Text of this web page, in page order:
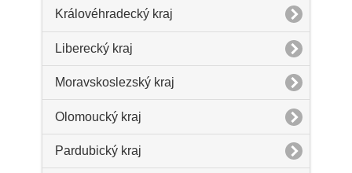
Královéhradecký kraj
Liberecký kraj
Moravskoslezský kraj
Olomoucký kraj
Pardubický kraj